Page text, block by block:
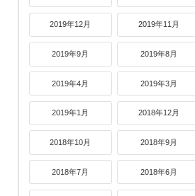
2019年12月 2019年11月
2019年9月 2019年8月
2019年4月 2019年3月
2019年1月 2018年12月
2018年10月 2018年9月
2018年7月 2018年6月